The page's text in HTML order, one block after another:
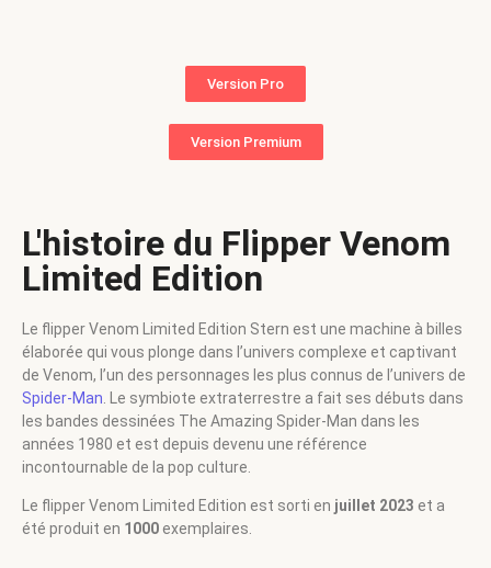
Version Pro
Version Premium
L'histoire du Flipper Venom
Limited Edition
Le flipper Venom Limited Edition Stern est une machine à billes
élaborée qui vous plonge dans l’univers complexe et captivant
de Venom, l’un des personnages les plus connus de l’univers de
Spider-Man . Le symbiote extraterrestre a fait ses débuts dans
les bandes dessinées The Amazing Spider-Man dans les
années 1980 et est depuis devenu une référence
incontournable de la pop culture.
Le flipper Venom Limited Edition est sorti en juillet 2023 et a
été produit en 1000 exemplaires.